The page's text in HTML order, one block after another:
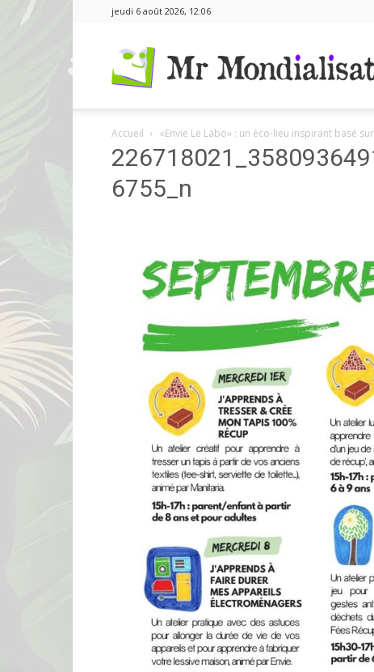
jeudi 6 août 2026, 12:06
Accueil «Envie Le Labo» : un éco-lieu inspirant basé
6755_n